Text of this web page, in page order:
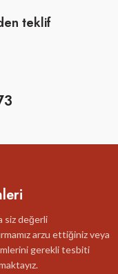
teklif
siz değerli
arzu ettiğiniz veya
gerekli tesbiti